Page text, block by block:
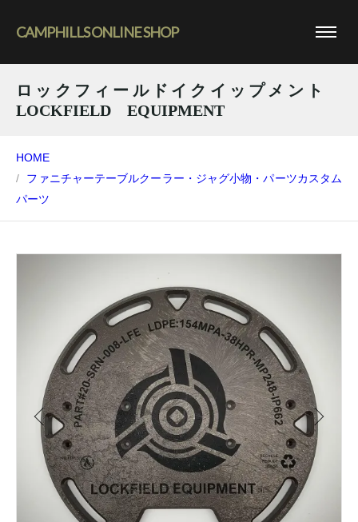
CAMPHILLS ONLINE SHOP
ロックフィールドイクイップメント
LOCKFIELD EQUIPMENT
HOME
ファニチャーテーブルクーラー・ジャグ小物・パーツカスタム
パーツ